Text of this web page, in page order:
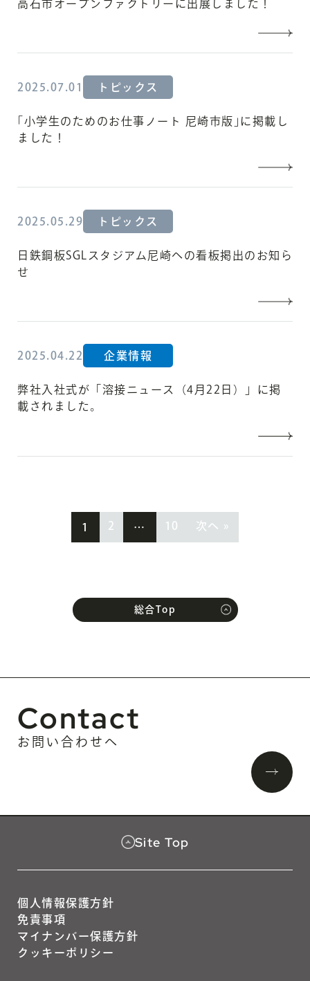
高石市オープンファクトリーに出展しました！
2025.07.01 トピックス
｢小学生のためのお仕事ノート 尼崎市版｣に掲載し
ました！
2025.05.29 トピックス
日鉄鋼板SGLスタジアム尼崎への看板掲出のお知ら
せ
2025.04.22 企業情報
弊社入社式が「溶接ニュース（4月22日）」に掲
載されました。
1 2 … 10 次へ »
総合Top
Contact
お問い合わせへ
Site Top
個人情報保護方針
免責事項
マイナンバー保護方針
クッキーポリシー